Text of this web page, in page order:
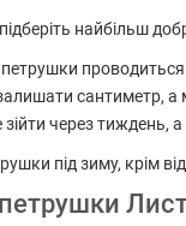
найбільш
петрушки
сантиметр, а
через тиждень,
під зиму, крім